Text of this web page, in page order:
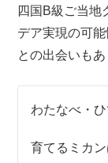
四国B級ご当地
デア実現の可
との出会いも
わたなべ・ひ
育てるミカ